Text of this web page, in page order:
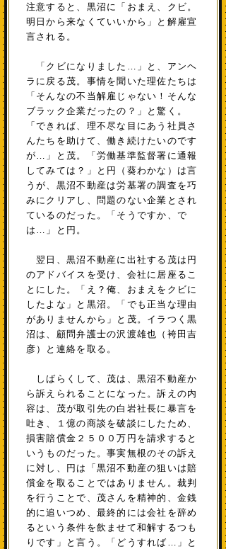
注意すると、黒沼に「おまえ、クビ。
明日から来なくていいから」と解雇宣
言される。
「クビになりました…」と、アンヘ
ラに戻る茂。事情を聞いた理佐たちは
「そんなの不当解雇じゃない！そんな
ブラック企業だったの？」と驚く。
「できれば、理不尽な目にあう社員さ
んたちを助けて、働き続けたいのです
が…」と茂。「労働基準監督署に通報
してみては？」と円（葵わかな）は言
うが、黒沼不動産は労基署の調査を巧
みにクリアし、問題のない企業とされ
ているのだった。「そうですか、で
は…」と円。
翌日、黒沼不動産に出社する茂は円
のアドバイスを受け、会社に居座るこ
とにした。「え？俺、おまえをクビに
したよな」と黒沼。「でも正当な理由
がありませんから」と茂。イラつく黒
沼は、顧問弁護士の沢渡雄也（袴田吉
彦）と連絡を取る。
しばらくして、茂は、黒沼不動産か
ら訴えられることになった。訴えの内
容は、茂が取引先の白岩社長に暴言を
吐き、１億の商談を破談にしたため、
損害賠償金２５００万円を請求すると
いうものだった。事実無根のその訴え
に対し、円は「黒沼不動産の狙いは賠
償金を取ることではありません。裁判
を行うことで、茂さんを精神的、金銭
的に追いつめ、最終的には会社を辞め
るという条件を飲ませて和解するつも
りです」と言う。「どうすれば…」と